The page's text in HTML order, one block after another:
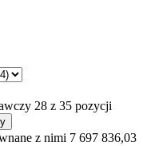
28 z 35 pozycji
z nimi 7 697 836,03